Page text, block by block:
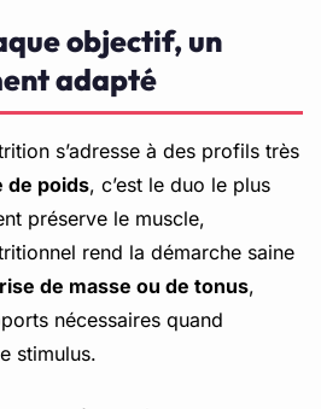
objectif, un
adapté
s’adresse à des profils très
de poids, c’est le duo le plus
préserve le muscle,
rend la démarche saine
de masse ou de tonus,
nécessaires quand
stimulus.